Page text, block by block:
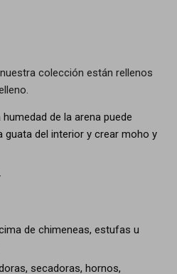
colección están rellenos
de la arena puede
guata del interior y crear moho y
de chimeneas, estufas u
secadoras, hornos,